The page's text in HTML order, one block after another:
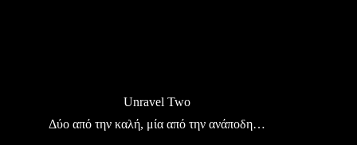
Unravel Two
Δύο από την καλή, μία από την ανάποδη…